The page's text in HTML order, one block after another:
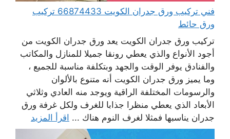
فني تركيب ورق جدران الكويت 66874433 تركيب
ورق حائط
تركيب ورق جدران الكويت يعد ورق جدران الكويت من
أجود الأنواع والذي يعطي رونقا جميلا للمنازل والمكاتب
والفنادق يوفر الوقت والجهد وبتكلفة مناسبة للجميع ،
وما يميز ورق جدران الكويت أنه متنوع بالألوان
والرسومات المختلفة الراقية ويوجد منه العادي وثلاثي
الأبعاد الذي يعطي منظرا جذابا للغرف ولكل غرفة ورق
جدران يناسبها فمثلا لغرف النوم هناك ... اقرأ المزيد